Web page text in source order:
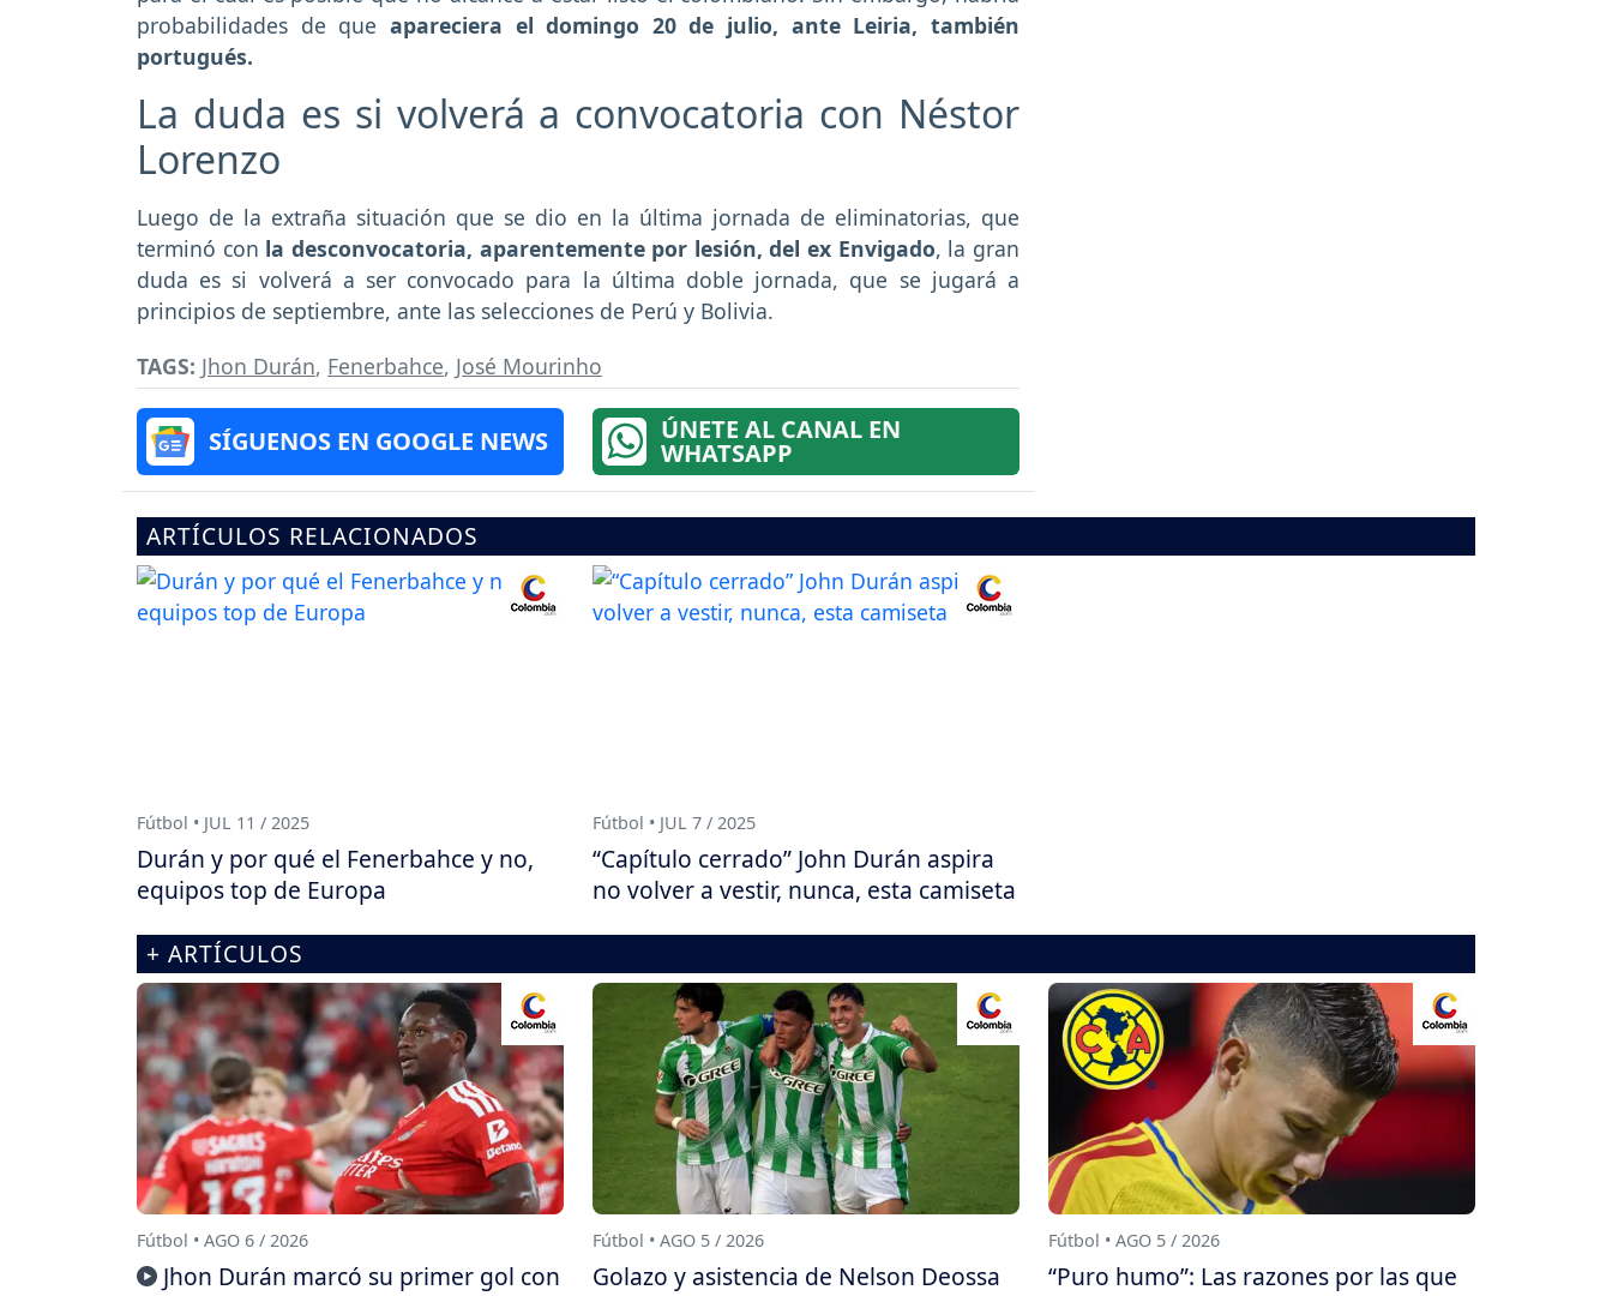
probabilidades de que apareciera el domingo 20 de julio, ante Leiria, también
portugués.
La duda es si volverá a convocatoria con Néstor
Lorenzo
Luego de la extraña situación que se dio en la última jornada de eliminatorias, que
terminó con la desconvocatoria, aparentemente por lesión, del ex Envigado, la gran
duda es si volverá a ser convocado para la última doble jornada, que se jugará a
principios de septiembre, ante las selecciones de Perú y Bolivia.
TAGS: Jhon Durán, Fenerbahce, José Mourinho
SÍGUENOS EN GOOGLE NEWS ÚNETE AL CANAL EN
WHATSAPP
ARTÍCULOS RELACIONADOS
Fútbol • JUL 11 / 2025
Durán y por qué el Fenerbahce y no,
equipos top de Europa
Fútbol • JUL 7 / 2025
“Capítulo cerrado” John Durán aspira
no volver a vestir, nunca, esta camiseta
+ ARTÍCULOS
Fútbol • AGO 6 / 2026
Jhon Durán marcó su primer gol con
Fútbol • AGO 5 / 2026
Golazo y asistencia de Nelson Deossa
Fútbol • AGO 5 / 2026
“Puro humo”: Las razones por las que